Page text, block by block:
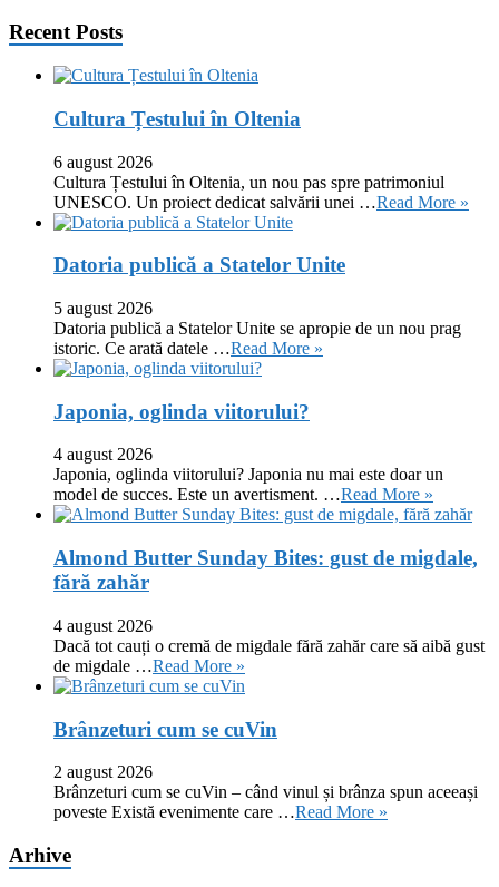
Recent Posts
Cultura Țestului în Oltenia
6 august 2026
Cultura Țestului în Oltenia, un nou pas spre patrimoniul
UNESCO. Un proiect dedicat salvării unei …Read More »
Datoria publică a Statelor Unite
5 august 2026
Datoria publică a Statelor Unite se apropie de un nou prag
istoric. Ce arată datele …Read More »
Japonia, oglinda viitorului?
4 august 2026
Japonia, oglinda viitorului? Japonia nu mai este doar un
model de succes. Este un avertisment. …Read More »
Almond Butter Sunday Bites: gust de migdale,
fără zahăr
4 august 2026
Dacă tot cauți o cremă de migdale fără zahăr care să aibă gust
de migdale …Read More »
Brânzeturi cum se cuVin
2 august 2026
Brânzeturi cum se cuVin – când vinul și brânza spun aceeași
poveste Există evenimente care …Read More »
Arhive